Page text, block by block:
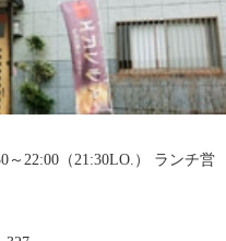
～22:00（21:30LO.） ランチ営